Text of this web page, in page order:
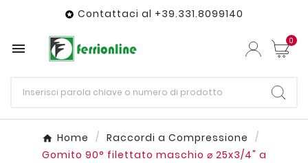
 Contattaci al +39.331.8099140
 0
Home
Raccordi a Compressione
Gomito 90° filettato maschio ⌀ 25x3/4" a